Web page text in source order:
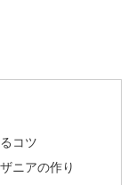
コツ
ニアの作り